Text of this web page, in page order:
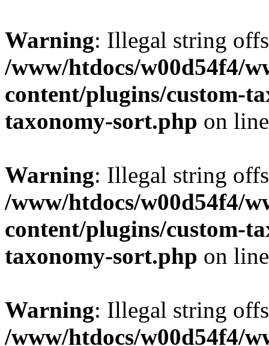
Warning: Illegal string
/www/htdocs/w00d54f4/
content/plugins/custom-
taxonomy-sort.php on
Warning: Illegal string
/www/htdocs/w00d54f4/
content/plugins/custom-
taxonomy-sort.php on
Warning: Illegal string
/www/htdocs/w00d54f4/